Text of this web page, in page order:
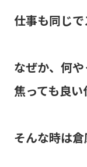
仕事も同じ
なぜか、何
焦っても良
そんな時は